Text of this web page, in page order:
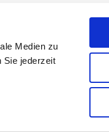
Medien zu
Sie jederzeit
information on
entry points, trail
Order them